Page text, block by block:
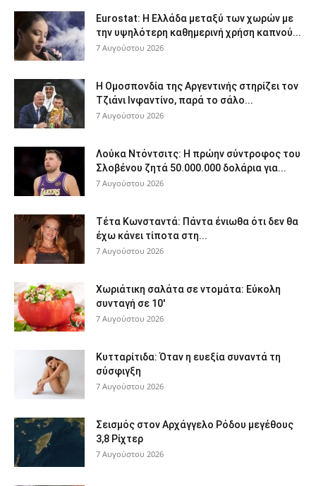
Eurostat: Η Ελλάδα μεταξύ των χωρών με
την υψηλότερη καθημερινή χρήση καπνού...
7 Αυγούστου 2026
Η Ομοσπονδία της Αργεντινής στηρίζει τον
Τζιάνι Ινφαντίνο, παρά το σάλο...
7 Αυγούστου 2026
Λούκα Ντόντσιτς: Η πρώην σύντροφος του
Σλοβένου ζητά 50.000.000 δολάρια για...
7 Αυγούστου 2026
Τέτα Κωνσταντά: Πάντα ένιωθα ότι δεν θα
έχω κάνει τίποτα στη...
7 Αυγούστου 2026
Χωριάτικη σαλάτα σε ντομάτα: Εύκολη
συνταγή σε 10′
7 Αυγούστου 2026
Κυτταρίτιδα: Όταν η ευεξία συναντά τη
σύσφιγξη
7 Αυγούστου 2026
Σεισμός στον Αρχάγγελο Ρόδου μεγέθους
3,8 Ρίχτερ
7 Αυγούστου 2026